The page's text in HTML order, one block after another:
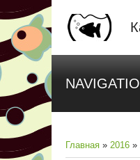
Главная » 2016 »